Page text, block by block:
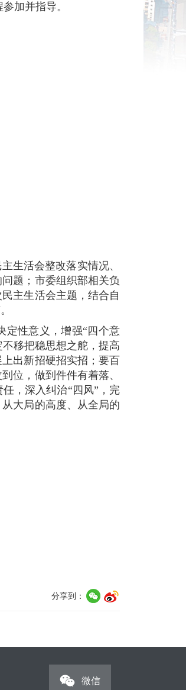
加并指导。
生活会整改落实情况、
题；市委组织部相关负
主生活会主题，结合自
定性意义，增强“四个意
移把稳思想之舵，提高
出新招硬招实招；要百
位，做到件件有着落、
，深入纠治“四风”，完
大局的高度、从全局的
分享到：
微信